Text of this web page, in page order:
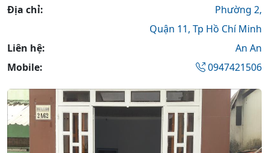
Địa chỉ:
Phường 2,
Quận 11, Tp Hồ Chí Minh
Liên hệ:
An An
Mobile:
0947421506